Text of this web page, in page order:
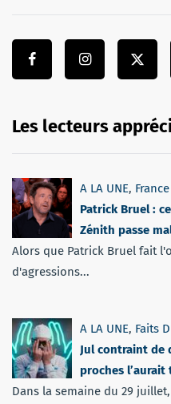
Les lecteurs
A LA UNE, France
Patrick Bruel :
Zénith passe
Alors que Patrick Bruel fait
d'agressions...
A LA UNE, Faits
Jul contraint de
proches l’aurait
Dans la semaine du 29